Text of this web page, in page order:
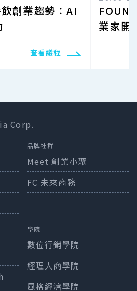
創業趨勢：AI
查看議程
業家開
Corp.
品牌社群
Meet 創業小聚
FC 未來商務
學院
數位行銷學院
經理人商學院
風格經濟學院